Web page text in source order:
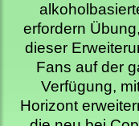
erfordern
dieser
Fans auf der
Verfügung,
Horizont